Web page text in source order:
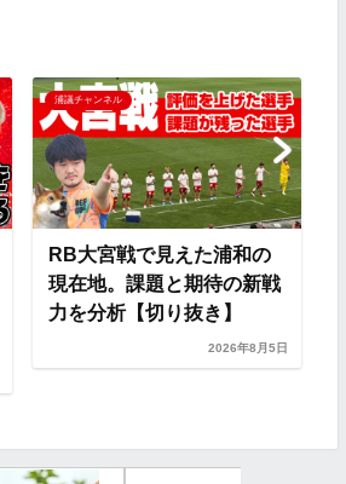
浦議チャンネル
RB大宮戦で見えた浦和の
現在地。課題と期待の新戦
力を分析【切り抜き】
2026年8月5日